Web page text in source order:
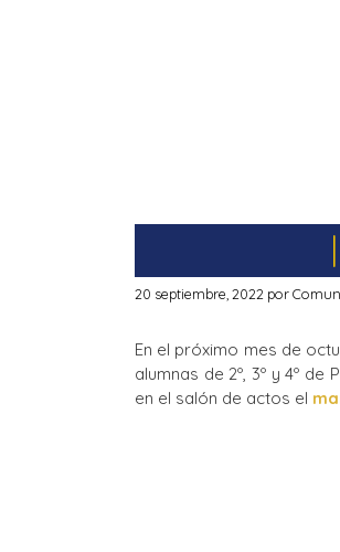
20 septiembre, 2022 por
En el próximo mes de
alumnas de 2º, 3º y 4º
en el salón de actos el